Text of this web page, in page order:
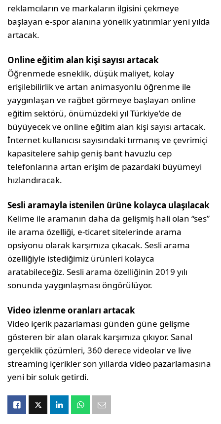
reklamcıların ve markaların ilgisini çekmeye
başlayan e-spor alanına yönelik yatırımlar yeni yılda
artacak.
Online eğitim alan kişi sayısı artacak
Öğrenmede esneklik, düşük maliyet, kolay
erişilebilirlik ve artan animasyonlu öğrenme ile
yaygınlaşan ve rağbet görmeye başlayan online
eğitim sektörü, önümüzdeki yıl Türkiye’de de
büyüyecek ve online eğitim alan kişi sayısı artacak.
İnternet kullanıcısı sayısındaki tırmanış ve çevrimiçi
kapasitelere sahip geniş bant havuzlu cep
telefonlarına artan erişim de pazardaki büyümeyi
hızlandıracak.
Sesli aramayla istenilen ürüne kolayca ulaşılacak
Kelime ile aramanın daha da gelişmiş hali olan “ses”
ile arama özelliği, e-ticaret sitelerinde arama
opsiyonu olarak karşımıza çıkacak. Sesli arama
özelliğiyle istediğimiz ürünleri kolayca
aratabileceğiz. Sesli arama özelliğinin 2019 yılı
sonunda yaygınlaşması öngörülüyor.
Video izlenme oranları artacak
Video içerik pazarlaması günden güne gelişme
gösteren bir alan olarak karşımıza çıkıyor. Sanal
gerçeklik çözümleri, 360 derece videolar ve live
streaming içerikler son yıllarda video pazarlamasına
yeni bir soluk getirdi.